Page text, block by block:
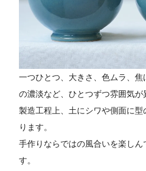
一つひとつ、大きさ、色ムラ、
の濃淡など、ひとつずつ雰囲気が
製造工程上、土にシワや側面に
ります。
手作りならではの風合いを楽し
す。